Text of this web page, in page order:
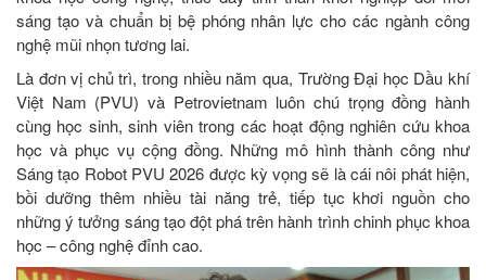
sáng tạo và chuẩn bị bệ phóng nhân lực cho các ngành công
nghệ mũi nhọn tương lai.
Là đơn vị chủ trì, trong nhiều năm qua, Trường Đại học Dầu khí
Việt Nam (PVU) và Petrovietnam luôn chú trọng đồng hành
cùng học sinh, sinh viên trong các hoạt động nghiên cứu khoa
học và phục vụ cộng đồng. Những mô hình thành công như
Sáng tạo Robot PVU 2026 được kỳ vọng sẽ là cái nôi phát hiện,
bồi dưỡng thêm nhiều tài năng trẻ, tiếp tục khơi nguồn cho
những ý tưởng sáng tạo đột phá trên hành trình chinh phục khoa
học – công nghệ đỉnh cao.